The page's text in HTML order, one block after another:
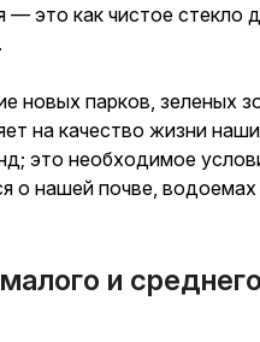
— это как чистое стекло
новых парков, зеленых
на качество жизни
это необходимое
о нашей почве,
и